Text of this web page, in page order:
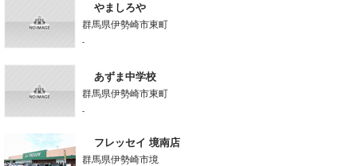
やましろや
群馬県伊勢崎市東町
-
あずま中学校
群馬県伊勢崎市東町
-
フレッセイ 境南店
群馬県伊勢崎市境